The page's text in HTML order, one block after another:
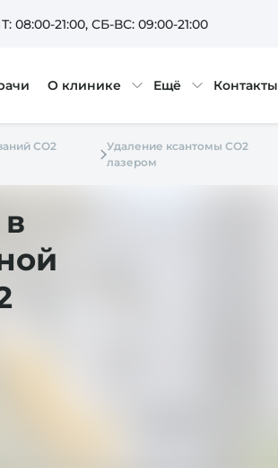
08:00-21:00, СБ-ВС: 09:00-21:00
О клинике Ещё Контакты
СО2
Удаление ксантомы СО2
лазером